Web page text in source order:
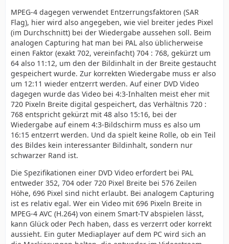
MPEG-4 dagegen verwendet Entzerrungsfaktoren (SAR
Flag), hier wird also angegeben, wie viel breiter jedes Pixel
(im Durchschnitt) bei der Wiedergabe aussehen soll. Beim
analogen Capturing hat man bei PAL also üblicherweise
einen Faktor (exakt 702, vereinfacht) 704 : 768, gekürzt um
64 also 11:12, um den der Bildinhalt in der Breite gestaucht
gespeichert wurde. Zur korrekten Wiedergabe muss er also
um 12:11 wieder entzerrt werden. Auf einer DVD Video
dagegen wurde das Video bei 4:3-Inhalten meist eher mit
720 Pixeln Breite digital gespeichert, das Verhältnis 720 :
768 entspricht gekürzt mit 48 also 15:16, bei der
Wiedergabe auf einem 4:3-Bildschirm muss es also um
16:15 entzerrt werden. Und da spielt keine Rolle, ob ein Teil
des Bildes kein interessanter Bildinhalt, sondern nur
schwarzer Rand ist.
Die Spezifikationen einer DVD Video erfordert bei PAL
entweder 352, 704 oder 720 Pixel Breite bei 576 Zeilen
Höhe, 696 Pixel sind nicht erlaubt. Bei analogem Capturing
ist es relativ egal. Wer ein Video mit 696 Pixeln Breite in
MPEG-4 AVC (H.264) von einem Smart-TV abspielen lässt,
kann Glück oder Pech haben, dass es verzerrt oder korrekt
aussieht. Ein guter Mediaplayer auf dem PC wird sich an